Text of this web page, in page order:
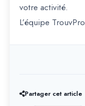
votre activité.
L’équipe TrouvPro
Partager cet article